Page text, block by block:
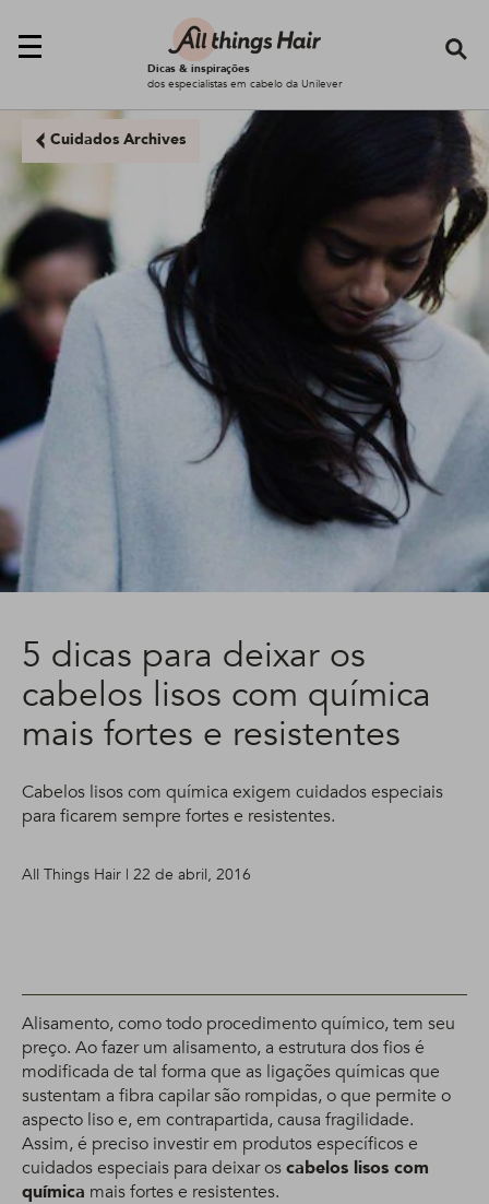
Dicas & inspirações
dos especialistas em cabelo da Unilever
Cuidados Archives
5 dicas para deixar os
cabelos lisos com química
mais fortes e resistentes
Cabelos lisos com química exigem cuidados especiais
para ficarem sempre fortes e resistentes.
All Things Hair | 22 de abril, 2016
Alisamento, como todo procedimento químico, tem seu
preço. Ao fazer um alisamento, a estrutura dos fios é
modificada de tal forma que as ligações químicas que
sustentam a fibra capilar são rompidas, o que permite o
aspecto liso e, em contrapartida, causa fragilidade.
Assim, é preciso investir em produtos específicos e
cuidados especiais para deixar oscabelos lisos com
química mais fortes e resistentes.